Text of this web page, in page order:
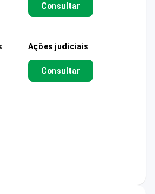
Consultar
Ações judiciais
Consultar